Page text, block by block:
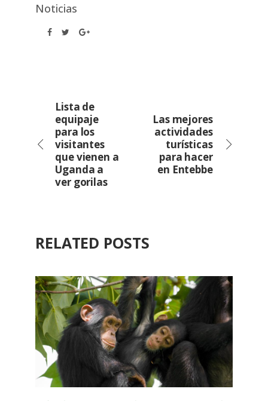
Noticias
Lista de
equipaje
para los
visitantes
que vienen a
Uganda a
ver gorilas
Las mejores
actividades
turísticas
para hacer
en Entebbe
RELATED POSTS